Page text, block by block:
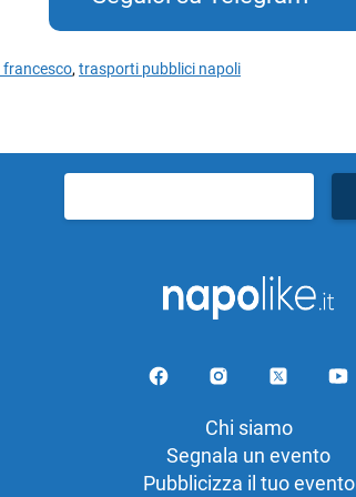
francesco,trasporti pubblici napoli
per:
Chi siamo
Segnala un evento
Pubblicizza il tuo evento